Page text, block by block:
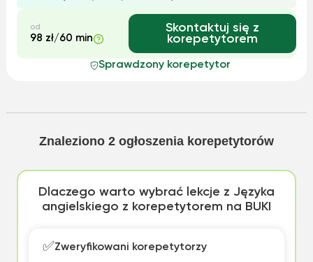
od
98 zł/60 min
Skontaktuj się z
korepetytorem
Sprawdzony korepetytor
Znaleziono 2 ogłoszenia korepetytorów
Dlaczego warto wybrać lekcje z Języka
angielskiego z korepetytorem na BUKI
✅Zweryfikowani korepetytorzy